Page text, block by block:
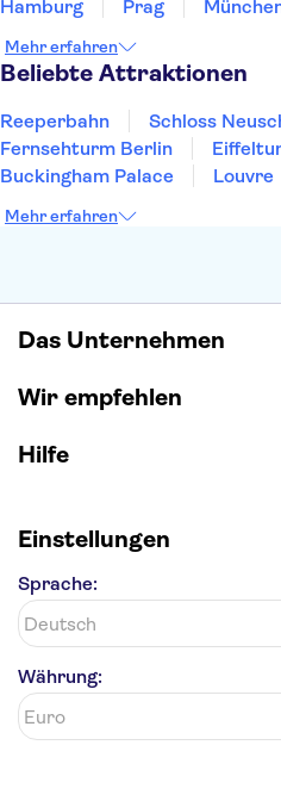
Hamburg
Prag
Heidelberg
Bremen
Mehr erfahren
Beliebte Attraktionen
Reeperbahn
Schloss
Fernsehturm Berlin
Buckingham Palace
Louvre
Moulin Rouge
Mehr erfahren
Das Unternehmen
Wir empfehlen
Hilfe
Einstellungen
Sprache:
Währung: